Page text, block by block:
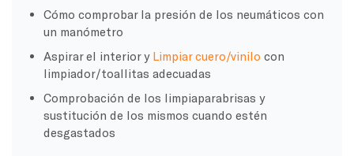
Cómo comprobar la presión de los neumáticos con
un manómetro
Aspirar el interior y Limpiar cuero/vinilo con
limpiador/toallitas adecuadas
Comprobación de los limpiaparabrisas y
sustitución de los mismos cuando estén
desgastados